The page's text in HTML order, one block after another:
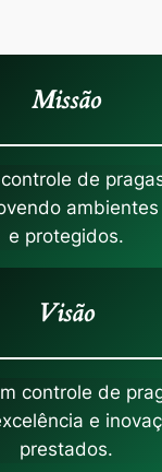
Missão
de
e protegidos.
Visão
controle de
e
prestados.